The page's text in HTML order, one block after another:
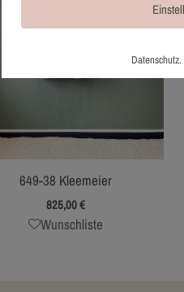
649-38 Kleemeier
825,00€
Wunschliste
Datenschutz.